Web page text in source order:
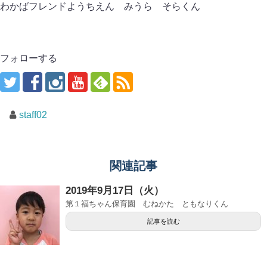
わかばフレンドようちえん みうら そらくん
フォローする
staff02
関連記事
2019年9月17日（火）
第１福ちゃん保育園 むねかた ともなりくん
記事を読む